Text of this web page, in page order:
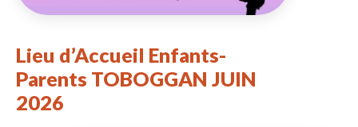
Lieu d’Accueil Enfants-
Parents TOBOGGAN JUIN
2026